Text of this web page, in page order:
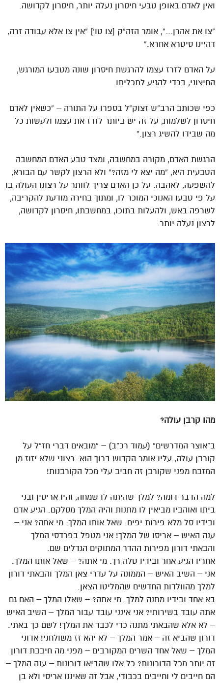
ואין לאדם באופן טבעי חיסרון נעלה יותר, חיסרון לקדושה.
“צו את אהרן…”, אומר הזה”ק [צו טו’] “אין צו אלא עבודה זרה,
דהיינו סיטרא אחרא.”
על האדם לזרז עצמו להרגשת חיסרון שונה מטבעו המורגש,
החיצוני, בכדי להגיע לתכליתו.
כפי שכותב הרב”ש זצוק”ל בספרו על התורה – “כשאין לאדם
חיסרון לשלמות, על זה יש ביותר לזרז את עצמו ולעשות כל
מה שבידו להשיג רצון.”
הרגשת האדם, מקורה במחשבה, ומצד טבע האדם המחשבה
הטבעית היא, “מה יצא לי מזה?” ולא הרצון לקשר עם הבורא,
להשפעה, לאהבה. על כן האדם צריך לוותר על רצונו העולה בו
על פי טבעו האנוכי המוכר לו, ומתוך בחירה מודעת להקריבה,
לשרפה באש, ולהעלות בתוכו, במחשבתו, חיסרון לקדושה,
לרצון נעלה יותר.
מהו קרבן עולה?
ב”אוצר המדרשים” (עמוד רכ”ב) – “מובאים דברי חז”ל על
קורבן עולה, עליו אומר הקדוש ברוך הוא: רצוני שלא יזוז מן
המזבח מפני שקורבן זה חביב עלי מכל הקורבנות!
למה הדבר דומה? למלך שהיתה לו שמחה, והיו אריסין ובני
ביתו ואוהביו מביאין לו מתנות והיה המלך מסלקם. הגיע אדם
ובידיו סל מלא פירות יפים. שאל אותו המלך: מי אתה? אני –
ענה האיש – אריסו של המלך! אני מטפל בפרדסי המלך
והבאתי דורון מפירות ההדר המתוקים הגדלים שם.
אחריו הגיע אחר ובידיו טלה רך. מי אתה? – שאל אותו המלך.
אני – השיב האיש – הממונה על עדרי צאן המלך והבאתי דורון
למלך מהוולדות החדשים שהמליטו הצאן.
בא אחד ובידיו מתנה למלך. מי אתה? – שאלו המלך – האם גם
אתה עובד בשירותי? אני אינני עובד עבור המלך – השיב האיש
– לא אלא שהבאתי מתנה כדי לכבד את המלך! לשם כך באתי.
דורון שהביא זה – אמר המלך – לא יהא זז משולחני! אדוני
המלך – שאל אחד השרים המקורבים – מפני מה חיבבת דורון
זה יותר מכל הדורונות? כל אלו שהביאו דורונות – ענה המלך –
הם חייבים לי וחייבים בכבודי, אבל זה שאיננו אריסי ולא בן